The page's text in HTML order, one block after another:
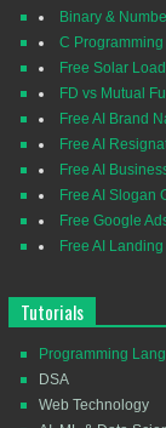
Binary &
C Programming
Free Solar
FD vs Mutual
Free AI Brand
Free AI
Free AI
Free AI Slogan
Free Google
Free AI
Tutorials
Programming
DSA
Web Technology